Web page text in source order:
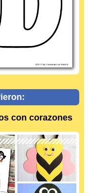
con corazones